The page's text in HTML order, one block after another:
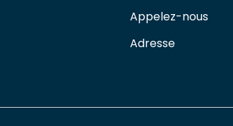
Appelez-nous
Adresse